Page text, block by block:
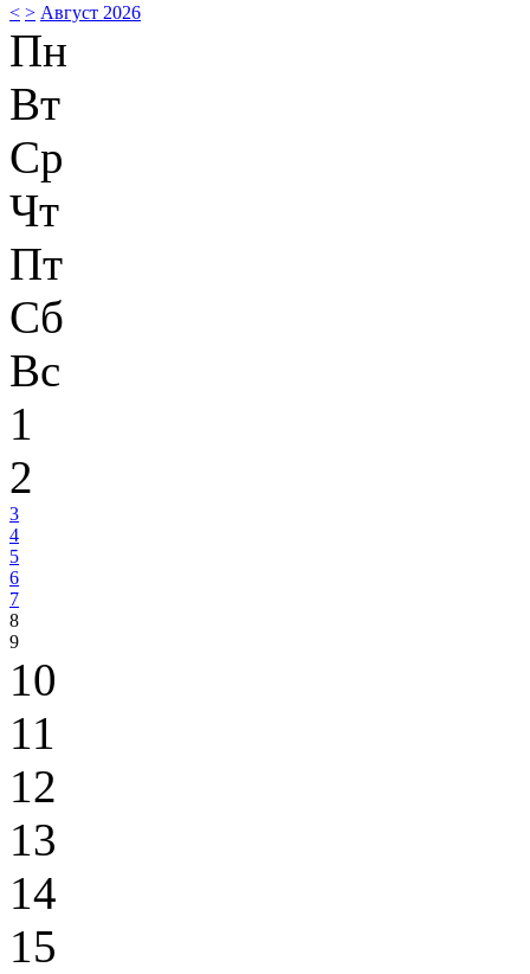
< > Август 2026
Пн
Вт
Ср
Чт
Пт
Сб
Вс
1
2
3
4
5
6
7
8
9
10
11
12
13
14
15